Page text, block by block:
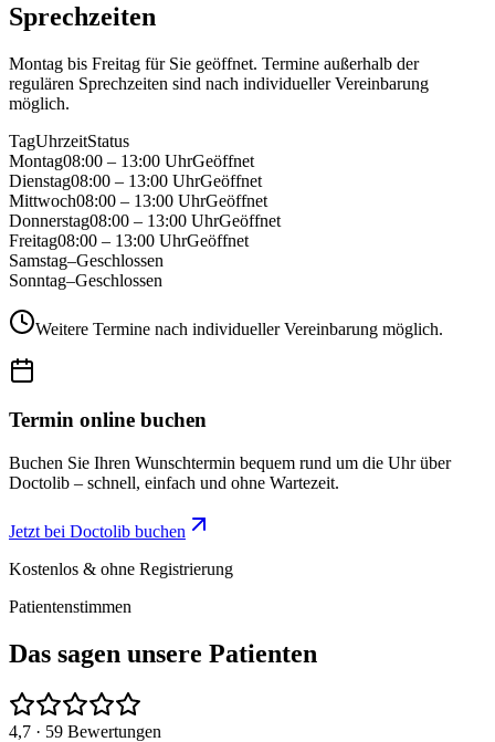
Sprechzeiten
Montag bis Freitag für Sie geöffnet. Termine außerhalb der
regulären Sprechzeiten sind nach individueller Vereinbarung
möglich.
TagUhrzeitStatus
Montag08:00 – 13:00 UhrGeöffnet
Dienstag08:00 – 13:00 UhrGeöffnet
Mittwoch08:00 – 13:00 UhrGeöffnet
Donnerstag08:00 – 13:00 UhrGeöffnet
Freitag08:00 – 13:00 UhrGeöffnet
Samstag–Geschlossen
Sonntag–Geschlossen
Weitere Termine nach individueller Vereinbarung möglich.
Termin online buchen
Buchen Sie Ihren Wunschtermin bequem rund um die Uhr über
Doctolib – schnell, einfach und ohne Wartezeit.
Jetzt bei Doctolib buchen
Kostenlos & ohne Registrierung
Patientenstimmen
Das sagen unsere Patienten
4,7 · 59 Bewertungen